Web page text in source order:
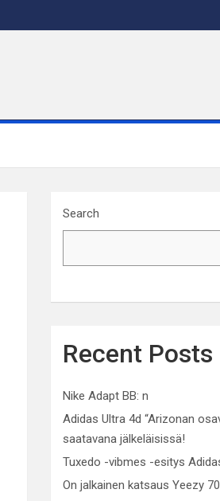
Search
Recent Posts
Nike Adapt BB: n
Adidas Ultra 4d “Arizonan
saatavana jälkeläisissä!
Tuxedo -vibmes -esitys
On jalkainen katsaus Yeezy